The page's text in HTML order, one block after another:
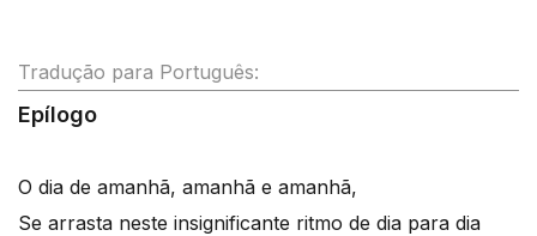
Tradução para Português:
Epílogo
O dia de amanhã, amanhã e amanhã,
Se arrasta neste insignificante ritmo de dia para dia